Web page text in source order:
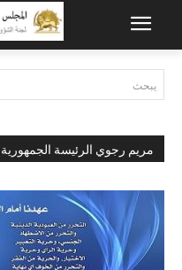
يبحث
مريم رجوي الرئيسة الجمهورية